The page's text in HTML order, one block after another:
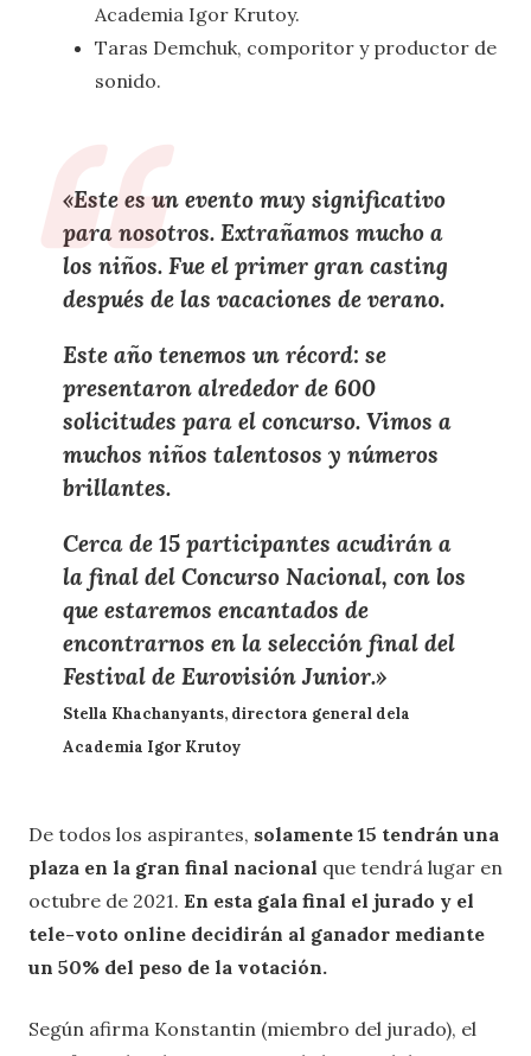
Academia Igor Krutoy.
Taras Demchuk, comporitor y productor de
sonido.
«Este es un evento muy significativo
para nosotros. Extrañamos mucho a
los niños. Fue el primer gran casting
después de las vacaciones de verano.
Este año tenemos un récord: se
presentaron alrededor de 600
solicitudes para el concurso. Vimos a
muchos niños talentosos y números
brillantes.
Cerca de 15 participantes acudirán a
la final del Concurso Nacional, con los
que estaremos encantados de
encontrarnos en la selección final del
Festival de Eurovisión Junior.»
Stella Khachanyants, directora general dela
Academia Igor Krutoy
De todos los aspirantes, solamente 15 tendrán una
plaza en la gran final nacional que tendrá lugar en
octubre de 2021. En esta gala final el jurado y el
tele-voto online decidirán al ganador mediante
un 50% del peso de la votación.
Según afirma Konstantin (miembro del jurado), el